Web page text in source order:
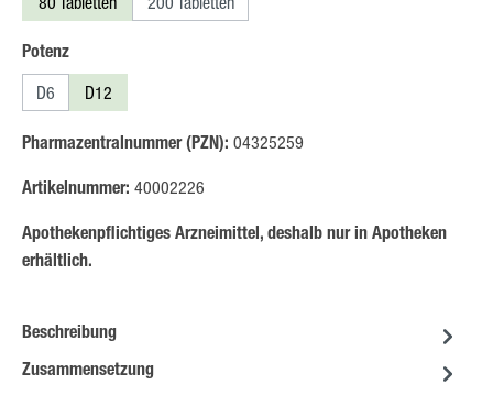
Potenzauswählen
D6 D12
Pharmazentralnummer (PZN): 04325259
Artikelnummer: 40002226
Apothekenpflichtiges Arzneimittel, deshalb nur in Apotheken
erhältlich.
Beschreibung
Zusammensetzung